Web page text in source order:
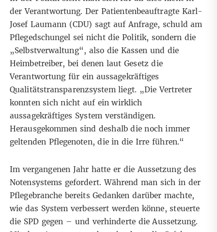
der Verantwortung. Der Patientenbeauftragte Karl-
Josef Laumann (CDU) sagt auf Anfrage, schuld am
Pflegedschungel sei nicht die Politik, sondern die
„Selbstverwaltung“, also die Kassen und die
Heimbetreiber, bei denen laut Gesetz die
Verantwortung für ein aussagekräftiges
Qualitätstransparenzsystem liegt. „Die Vertreter
konnten sich nicht auf ein wirklich
aussagekräftiges System verständigen.
Herausgekommen sind deshalb die noch immer
geltenden Pflegenoten, die in die Irre führen.“
Im vergangenen Jahr hatte er die Aussetzung des
Notensystems gefordert. Während man sich in der
Pflegebranche bereits Gedanken darüber machte,
wie das System verbessert werden könne, steuerte
die SPD gegen – und verhinderte die Aussetzung.